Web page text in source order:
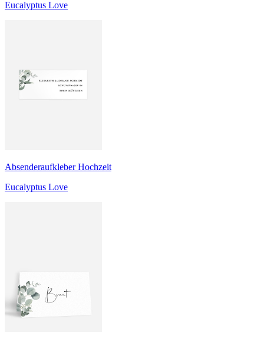
Eucalyptus Love
Absenderaufkleber Hochzeit
Eucalyptus Love